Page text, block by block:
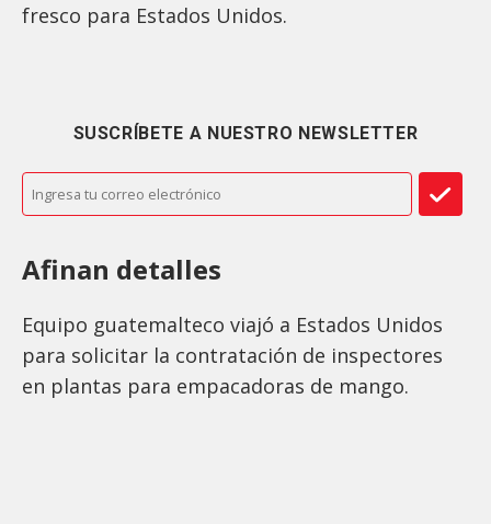
fresco para Estados Unidos.
SUSCRÍBETE A NUESTRO NEWSLETTER
Afinan detalles
Equipo guatemalteco viajó a Estados Unidos
para solicitar la contratación de inspectores
en plantas para empacadoras de mango.